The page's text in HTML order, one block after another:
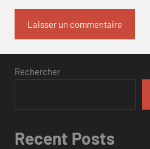
Rechercher
Recent Posts